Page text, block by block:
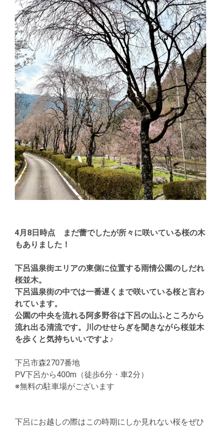
4月8日時点 まだ蕾でしたが所々に咲いている桜の木
もありました！
下呂温泉街エリアの東側に位置する雨情公園のしだれ
桜並木。
下呂温泉街の中では一番遅くまで咲いている桜と言わ
れています。
公園の中央を流れる阿多野谷は下呂の山ふところから
流れ出る清流です。川のせせらぎを聞きながら桜並木
を歩くと気持ちいいですよ♪
下呂市森2707番地
PV下呂から400m（徒歩6分・車2分）
※無料の駐車場がございます
下呂にお越しの際はこの時期にしか見れない桜をぜひ